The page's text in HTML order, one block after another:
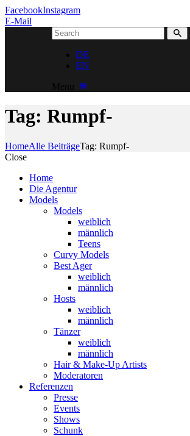
FacebookInstagram
E-Mail
DE
EN
Menu
Tag: Rumpf-
HomeAlle BeiträgeTag: Rumpf-
Close
Home
Die Agentur
Models
Models
weiblich
männlich
Teens
Curvy Models
Best Ager
weiblich
männlich
Hosts
weiblich
männlich
Tänzer
weiblich
männlich
Hair & Make-Up Artists
Moderatoren
Referenzen
Presse
Events
Shows
Schunk